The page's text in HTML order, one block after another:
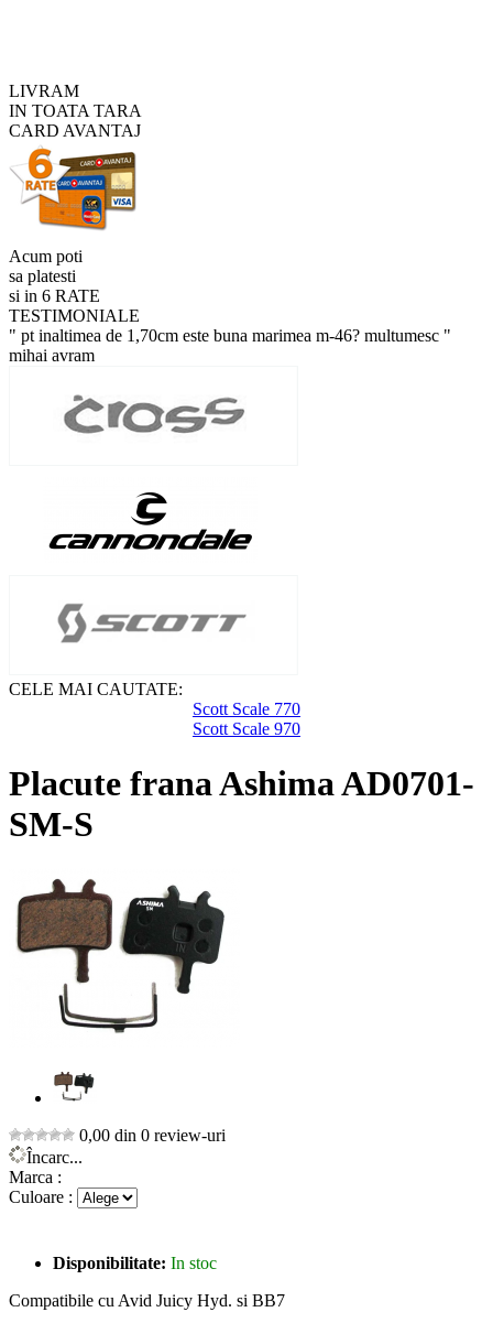
LIVRAM
IN TOATA TARA
CARD AVANTAJ
Acum poti
sa platesti
si in 6 RATE
TESTIMONIALE
" pt inaltimea de 1,70cm este buna marimea m-46? multumesc "
mihai avram
CELE MAI CAUTATE:
Scott Scale 770
Scott Scale 970
Placute frana Ashima AD0701-
SM-S
0,00 din 0 review-uri
Încarc...
Marca :
Culoare :
Disponibilitate: In stoc
Compatibile cu Avid Juicy Hyd. si BB7